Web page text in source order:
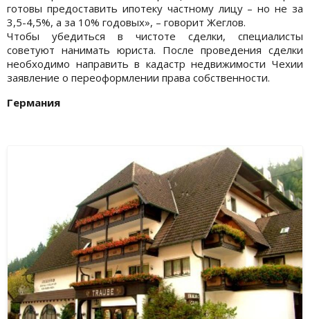
готовы предоставить ипотеку частному лицу – но не за
3,5-4,5%, а за 10% годовых», – говорит Жеглов.
Чтобы убедиться в чистоте сделки, специалисты
советуют нанимать юриста. После проведения сделки
необходимо направить в кадастр недвижимости Чехии
заявление о переоформлении права собственности.
Германия